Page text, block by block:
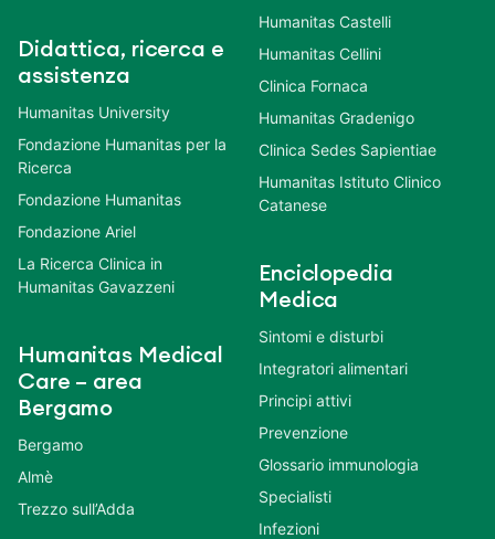
Didattica, ricerca e
assistenza
Humanitas University
Fondazione Humanitas per la
Ricerca
Fondazione Humanitas
Fondazione Ariel
La Ricerca Clinica in
Humanitas Gavazzeni
Humanitas Medical
Care – area
Bergamo
Bergamo
Almè
Trezzo sull’Adda
Humanitas Castelli
Humanitas Cellini
Clinica Fornaca
Humanitas Gradenigo
Clinica Sedes Sapientiae
Humanitas Istituto Clinico
Catanese
Enciclopedia
Medica
Sintomi e disturbi
Integratori alimentari
Principi attivi
Prevenzione
Glossario immunologia
Specialisti
Infezioni